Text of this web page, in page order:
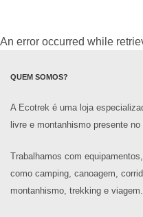
An error occurred while
QUEM SOMOS?
A Ecotrek é uma loja
livre e montanhismo presente
Trabalhamos com
como camping, canoagem,
montanhismo, trekking e viagem.